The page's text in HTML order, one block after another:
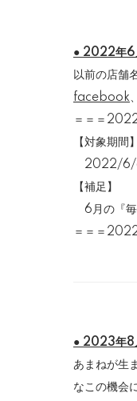
● 2022年6
以前の店舗
facebook
＝＝＝
【対象期間】
2022/6/
【補足】
6月の『毎
＝＝＝
● 2023年8
あまねが生
なこの機会